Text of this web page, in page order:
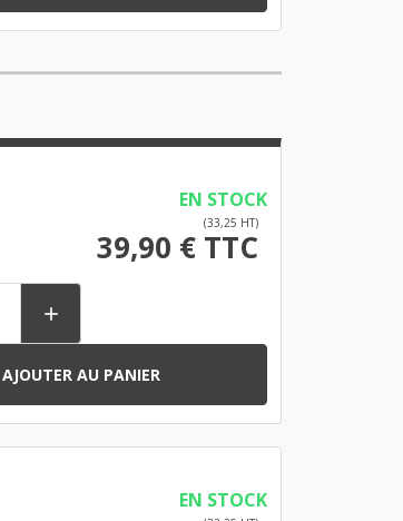
EN STOCK
(33,25 HT)
39,90 € TTC

AJOUTER AU PANIER
EN STOCK